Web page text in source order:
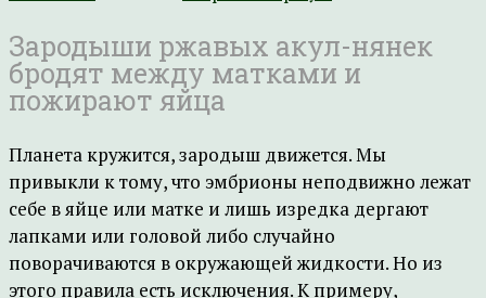
Зародыши ржавых акул-нянек
бродят между матками и
пожирают яйца
Планета кружится, зародыш движется. Мы
привыкли к тому, что эмбрионы неподвижно лежат
себе в яйце или матке и лишь изредка дергают
лапками или головой либо случайно
поворачиваются в окружающей жидкости. Но из
этого правила есть исключения. К примеру,